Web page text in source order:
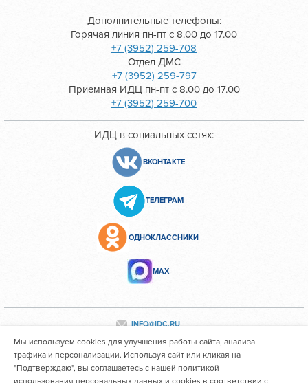
Дополнительные телефоны:
Горячая линия пн-пт с 8.00 до 17.00
+7 (3952) 259-708
Отдел ДМС
+7 (3952) 259-797
Приемная ИДЦ пн-пт с 8.00 до 17.00
+7 (3952) 259-700
ИДЦ в социальных сетях:
ВКОНТАКТЕ
ТЕЛЕГРАМ
ОДНОКЛАССНИКИ
МАХ
INFO@IDC.RU
Все персональные данные сотрудников размещены с их
Мы используем cookies для улучшения работы сайта, анализа
трафика и персонализации. Используя сайт или кликая на
"Подтверждаю", вы соглашаетесь с нашей политикой